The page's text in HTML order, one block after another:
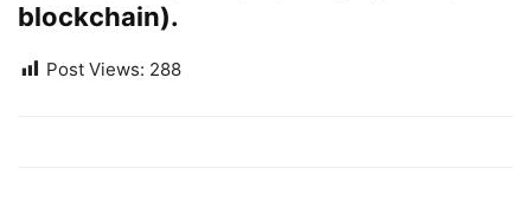
blockchain).
Post Views: 288